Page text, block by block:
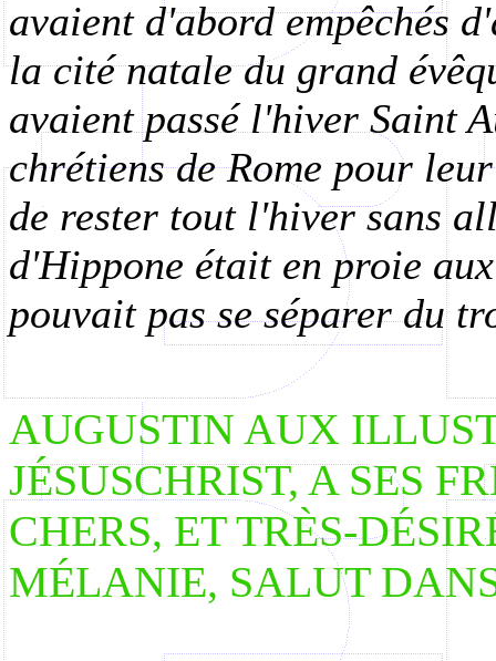
avaient d'abord empêchés
la cité natale du grand
avaient passé l'hiver Saint
chrétiens de Rome pour
de rester tout l'hiver sans
d'Hippone était en proie
pouvait pas se séparer du
AUGUSTIN AUX
JÉSUSCHRIST, A SES
CHERS, ET TRÈS-
MÉLANIE, SALUT